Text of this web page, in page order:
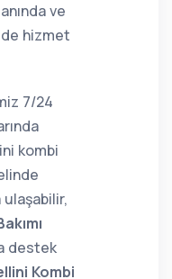
ve
hizmet
7/24
kombi
destek
Kombi